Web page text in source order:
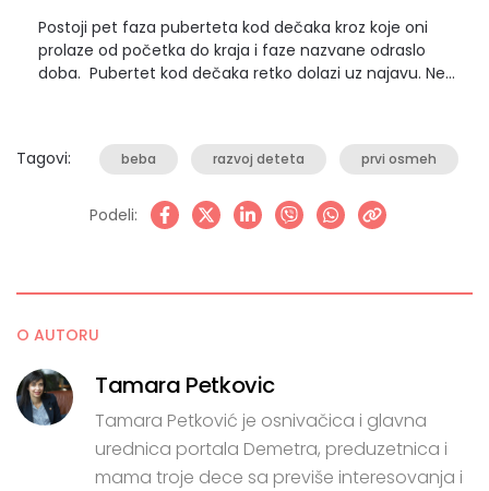
Postoji pet faza puberteta kod dečaka kroz koje oni
prolaze od početka do kraja i faze nazvane odraslo
doba. Pubertet kod dečaka retko dolazi uz najavu. Ne
ponekad toliko suptilno da ih dete primeti pre roditelja.
Možda ćete prvo…
Tagovi: beba razvoj deteta prvi osmeh
Podeli:
O AUTORU
Tamara Petkovic
Tamara Petković je osnivačica i glavna
urednica portala Demetra, preduzetnica i
mama troje dece sa previše interesovanja i